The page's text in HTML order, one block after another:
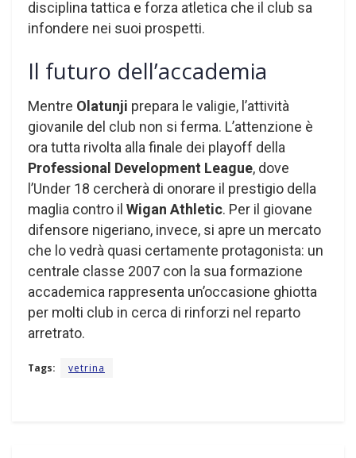
disciplina tattica e forza atletica che il club sa
infondere nei suoi prospetti.
Il futuro dell’accademia
Mentre Olatunji prepara le valigie, l’attività
giovanile del club non si ferma. L’attenzione è
ora tutta rivolta alla finale dei playoff della
Professional Development League, dove
l’Under 18 cercherà di onorare il prestigio della
maglia contro il Wigan Athletic. Per il giovane
difensore nigeriano, invece, si apre un mercato
che lo vedrà quasi certamente protagonista: un
centrale classe 2007 con la sua formazione
accademica rappresenta un’occasione ghiotta
per molti club in cerca di rinforzi nel reparto
arretrato.
Tags: vetrina